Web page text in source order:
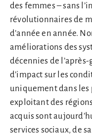
des femmes – sans
révolutionnaires de
d’année en année.
améliorations des
décennies de
d’impact sur les
uniquement dans les
exploitant des
acquis sont
services sociaux, de